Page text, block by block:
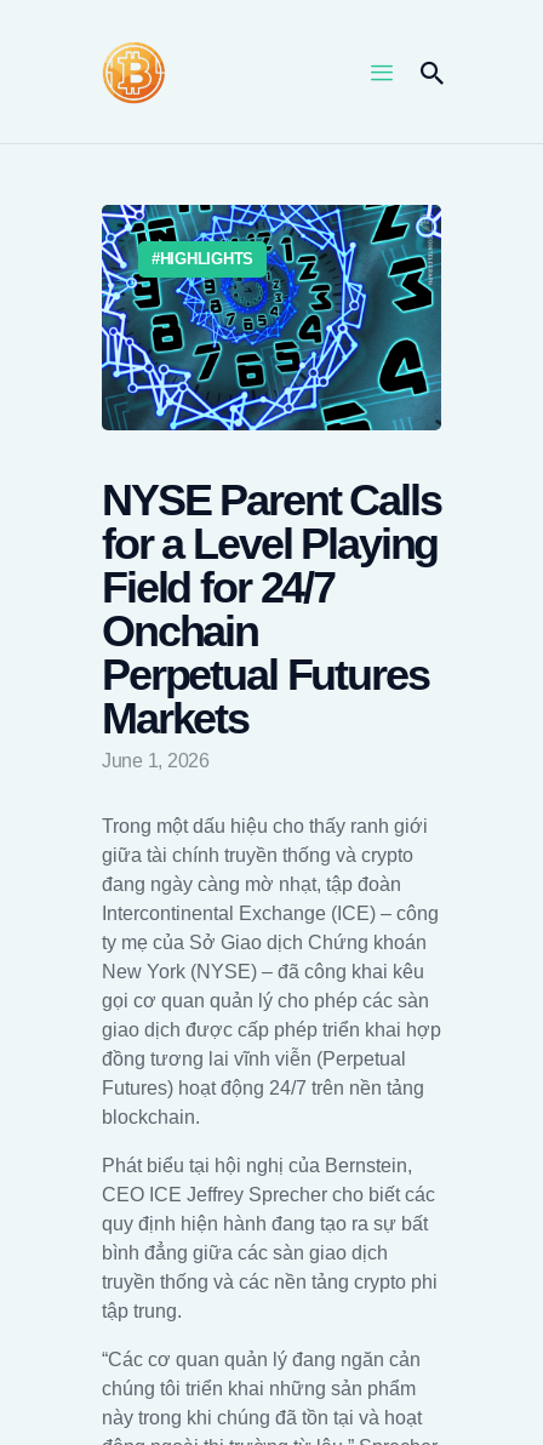
NEWS
UPTRENDS
KNOWLEDGES
COIN PRICE
HIGHLIGHTS
NYSE Parent Calls
for a Level Playing
Field for 24/7
Onchain
Perpetual Futures
Markets
June 1, 2026
Trong một dấu hiệu cho thấy ranh giới
giữa tài chính truyền thống và crypto
đang ngày càng mờ nhạt, tập đoàn
Intercontinental Exchange (ICE) – công
ty mẹ của Sở Giao dịch Chứng khoán
New York (NYSE) – đã công khai kêu
gọi cơ quan quản lý cho phép các sàn
giao dịch được cấp phép triển khai hợp
đồng tương lai vĩnh viễn (Perpetual
Futures) hoạt động 24/7 trên nền tảng
blockchain.
Phát biểu tại hội nghị của Bernstein,
CEO ICE Jeffrey Sprecher cho biết các
quy định hiện hành đang tạo ra sự bất
bình đẳng giữa các sàn giao dịch
truyền thống và các nền tảng crypto phi
tập trung.
“Các cơ quan quản lý đang ngăn cản
chúng tôi triển khai những sản phẩm
này trong khi chúng đã tồn tại và hoạt